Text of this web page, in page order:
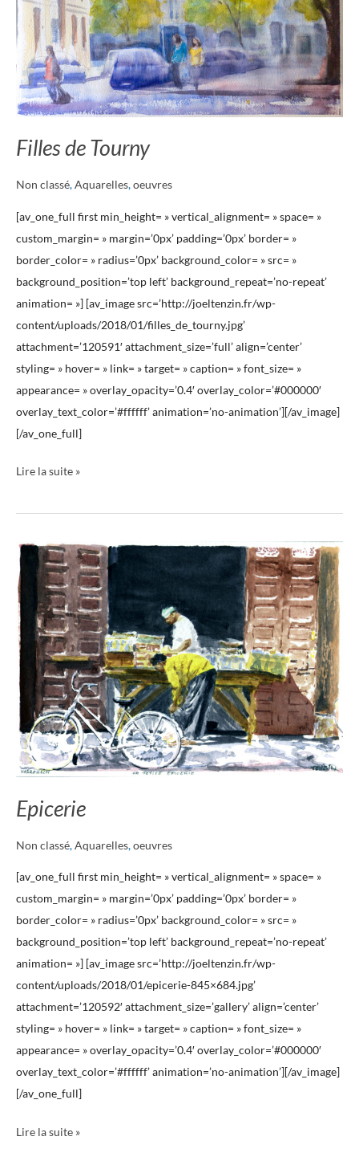
Filles de Tourny
Non classé,Aquarelles,oeuvres
[av_one_full first min_height= » vertical_alignment= » space= »
custom_margin= » margin=’0px’ padding=’0px’ border= »
border_color= » radius=’0px’ background_color= » src= »
background_position=’top left’ background_repeat=’no-repeat’
animation= »] [av_image src=’http://joeltenzin.fr/wp-
content/uploads/2018/01/filles_de_tourny.jpg’
attachment=’120591′ attachment_size=’full’ align=’center’
styling= » hover= » link= » target= » caption= » font_size= »
appearance= » overlay_opacity=’0.4′ overlay_color=’#000000′
overlay_text_color=’#ffffff’ animation=’no-animation’][/av_image]
[/av_one_full]
Lire la suite »
Epicerie
Non classé,Aquarelles,oeuvres
[av_one_full first min_height= » vertical_alignment= » space= »
custom_margin= » margin=’0px’ padding=’0px’ border= »
border_color= » radius=’0px’ background_color= » src= »
background_position=’top left’ background_repeat=’no-repeat’
animation= »] [av_image src=’http://joeltenzin.fr/wp-
content/uploads/2018/01/epicerie-845×684.jpg’
attachment=’120592′ attachment_size=’gallery’ align=’center’
styling= » hover= » link= » target= » caption= » font_size= »
appearance= » overlay_opacity=’0.4′ overlay_color=’#000000′
overlay_text_color=’#ffffff’ animation=’no-animation’][/av_image]
[/av_one_full]
Epicerie
Lire la suite »